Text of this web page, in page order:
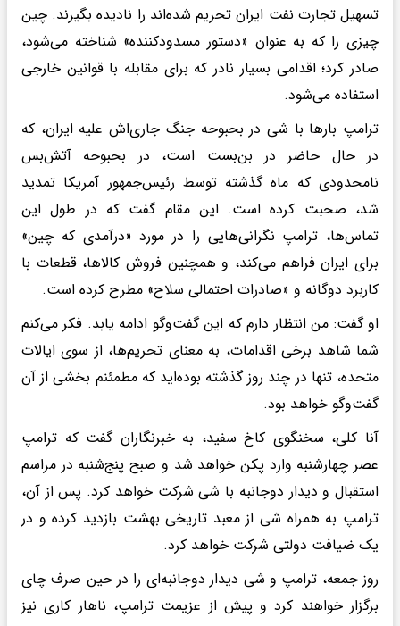
تسهیل تجارت نفت ایران تحریم شده‌اند را نادیده بگیرند. چین
چیزی را که به عنوان «دستور مسدودکننده» شناخته می‌شود،
صادر کرد؛ اقدامی بسیار نادر که برای مقابله با قوانین خارجی
استفاده می‌شود.
ترامپ بارها با شی در بحبوحه جنگ جاری‌اش علیه ایران، که
در حال حاضر در بن‌بست است، در بحبوحه آتش‌بس
نامحدودی که ماه گذشته توسط رئیس‌جمهور آمریکا تمدید
شد، صحبت کرده است. این مقام گفت که در طول این
تماس‌ها، ترامپ نگرانی‌هایی را در مورد «درآمدی که چین»
برای ایران فراهم می‌کند، و همچنین فروش کالاها، قطعات با
کاربرد دوگانه و «صادرات احتمالی سلاح» مطرح کرده است.
او گفت: من انتظار دارم که این گفت‌وگو ادامه یابد. فکر می‌کنم
شما شاهد برخی اقدامات، به معنای تحریم‌ها، از سوی ایالات
متحده، تنها در چند روز گذشته بوده‌اید که مطمئنم بخشی از آن
گفت‌وگو خواهد بود.
آنا کلی، سخنگوی کاخ سفید، به خبرنگاران گفت که ترامپ
عصر چهارشنبه وارد پکن خواهد شد و صبح پنج‌شنبه در مراسم
استقبال و دیدار دوجانبه با شی شرکت خواهد کرد. پس از آن،
ترامپ به همراه شی از معبد تاریخی بهشت ​​​​بازدید کرده و در
یک ضیافت دولتی شرکت خواهد کرد.
روز جمعه، ترامپ و شی دیدار دوجانبه‌ای را در حین صرف چای
برگزار خواهند کرد و پیش از عزیمت ترامپ، ناهار کاری نیز